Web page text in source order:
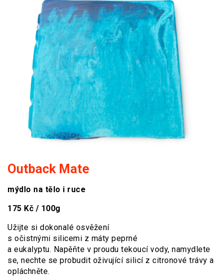
Outback Mate
mýdlo na tělo i ruce
175 Kč / 100g
Užijte si dokonalé osvěžení
s očistnými silicemi z máty peprné
a eukalyptu. Napěňte v proudu tekoucí vody, namydlete
se, nechte se probudit oživující silicí z citronové trávy a
opláchněte.